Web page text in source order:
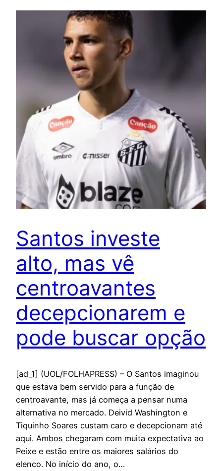
Santos investe
alto, mas vê
centroavantes
decepcionarem e
pode buscar opção
[ad_1] (UOL/FOLHAPRESS) – O Santos imaginou
que estava bem servido para a função de
centroavante, mas já começa a pensar numa
alternativa no mercado. Deivid Washington e
Tiquinho Soares custam caro e decepcionam até
aqui. Ambos chegaram com muita expectativa ao
Peixe e estão entre os maiores salários do
elenco. No início do ano, o…